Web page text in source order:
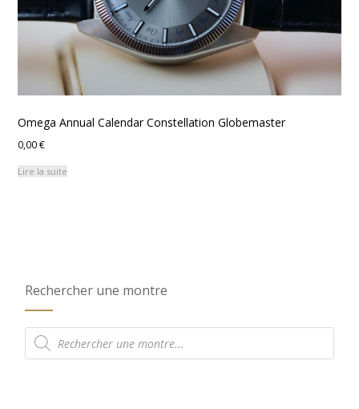
Omega Annual Calendar Constellation Globemaster
0,00€
Lire la suite
Rechercher une montre
Recherche
de
produits